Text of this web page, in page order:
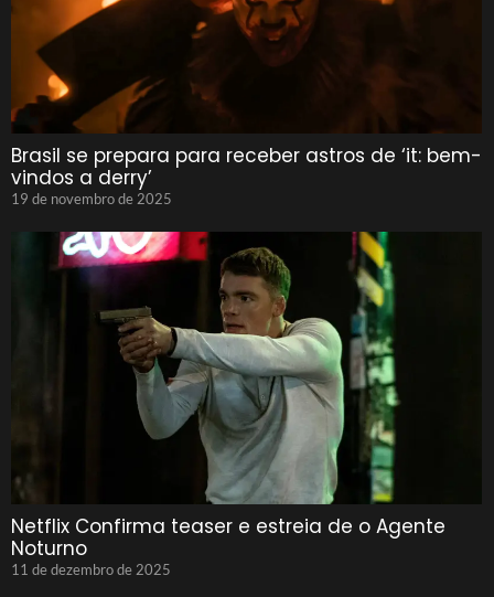
Brasil se prepara para receber astros de ‘it: bem-
vindos a derry’
19 de novembro de 2025
Netflix Confirma teaser e estreia de o Agente
Noturno
11 de dezembro de 2025